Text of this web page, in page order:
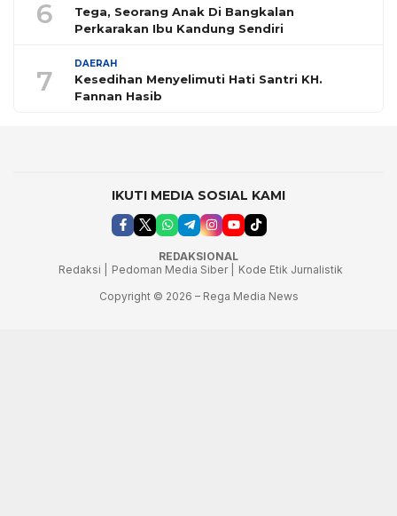
6
Tega, Seorang Anak Di Bangkalan
Perkarakan Ibu Kandung Sendiri
7
DAERAH
Kesedihan Menyelimuti Hati Santri KH.
Fannan Hasib
IKUTI MEDIA SOSIAL KAMI
REDAKSIONAL
Redaksi |
Pedoman Media Siber |
Kode Etik Jurnalistik
Copyright © 2026 – Rega Media News